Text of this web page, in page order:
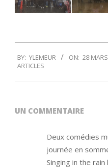
03-
BY: YLEMEUR ON: 28
ARTICLES
UN COMMENTAIRE
Deux comédies
journée en
Singing in the rain